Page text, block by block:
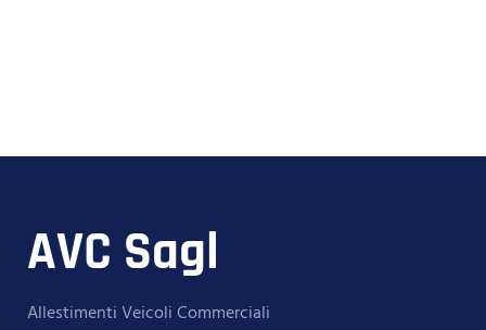
AVC Sagl
Allestimenti Veicoli Commerciali